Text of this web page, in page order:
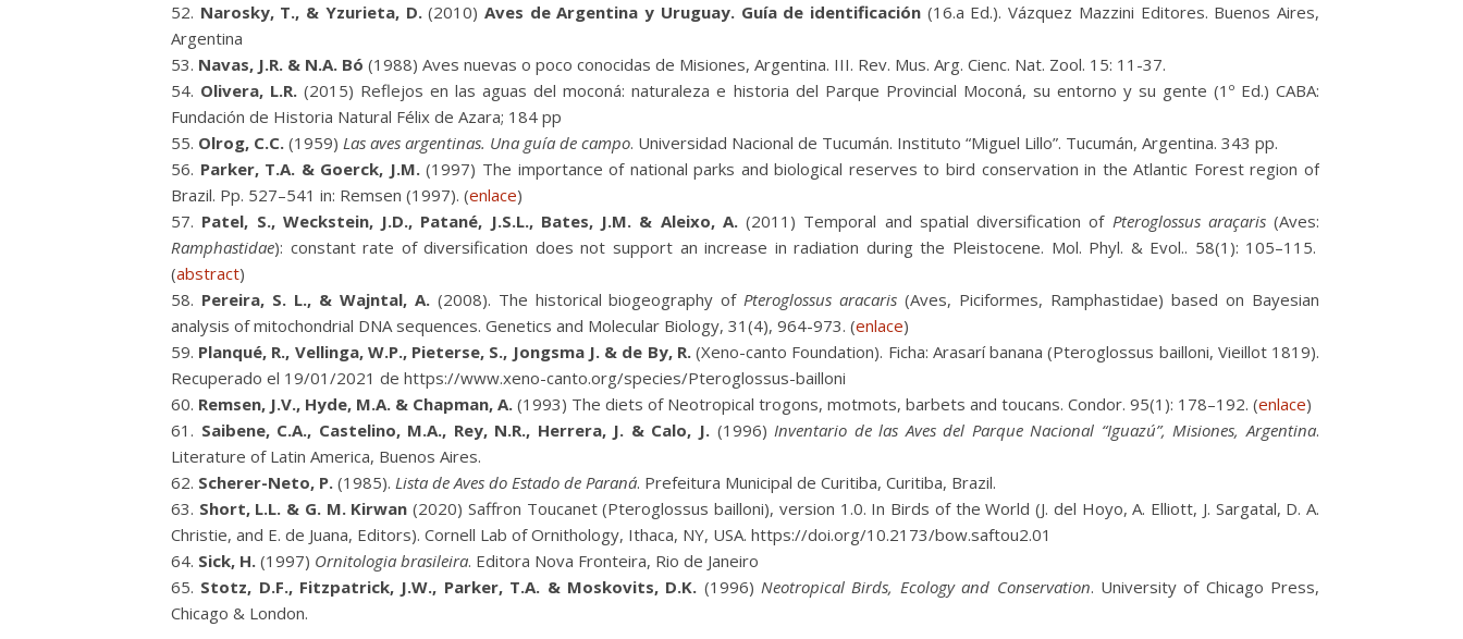
Narosky, T., & Yzurieta, D.(2010)Aves de Argentina y Uruguay. Guía de identificación (16.a Ed.). Vázquez Mazzini Editores. Buenos Aires,
Argentina
Navas, J.R. & N.A. Bó (1988) Aves nuevas o poco conocidas de Misiones, Argentina. III. Rev. Mus. Arg. Cienc. Nat. Zool. 15: 11-37.
Olivera, L.R. (2015) Reflejos en las aguas del moconá: naturaleza e historia del Parque Provincial Moconá, su entorno y su gente (1º Ed.) CABA:
Fundación de Historia Natural Félix de Azara; 184 pp
Olrog, C.C. (1959) Las aves argentinas. Una guía de campo. Universidad Nacional de Tucumán. Instituto “Miguel Lillo”. Tucumán, Argentina. 343 pp.
Parker, T.A. & Goerck, J.M.(1997) The importance of national parks and biological reserves to bird conservation in the Atlantic Forest region of
Brazil. Pp. 527–541 in: Remsen (1997). (enlace)
Patel, S., Weckstein, J.D., Patané, J.S.L., Bates, J.M. & Aleixo, A.(2011) Temporal and spatial diversification of Pteroglossus araçaris(Aves:
Ramphastidae): constant rate of diversification does not support an increase in radiation during the Pleistocene. Mol. Phyl. & Evol.. 58(1): 105–115.
(abstract)
Pereira, S. L., & Wajntal, A.(2008). The historical biogeography ofPteroglossus aracaris (Aves, Piciformes, Ramphastidae) based on Bayesian
analysis of mitochondrial DNA sequences. Genetics and Molecular Biology, 31(4), 964-973. (enlace)
Planqué, R., Vellinga, W.P., Pieterse, S., Jongsma J. & de By, R.(Xeno-canto Foundation). Ficha: Arasarí banana (Pteroglossus bailloni, Vieillot 1819).
Recuperado el 19/01/2021 de https://www.xeno-canto.org/species/Pteroglossus-bailloni
Remsen, J.V., Hyde, M.A. & Chapman, A. (1993) The diets of Neotropical trogons, motmots, barbets and toucans. Condor. 95(1): 178–192. (enlace)
Saibene, C.A., Castelino, M.A., Rey, N.R., Herrera, J. & Calo, J. (1996)Inventario de las Aves del Parque Nacional “Iguazú”, Misiones, Argentina.
Literature of Latin America, Buenos Aires.
Scherer-Neto, P. (1985). Lista de Aves do Estado de Paraná. Prefeitura Municipal de Curitiba, Curitiba, Brazil.
Short, L.L. & G. M. Kirwan (2020) Saffron Toucanet (Pteroglossus bailloni), version 1.0. In Birds of the World (J. del Hoyo, A. Elliott, J. Sargatal, D. A.
Christie, and E. de Juana, Editors). Cornell Lab of Ornithology, Ithaca, NY, USA. https://doi.org/10.2173/bow.saftou2.01
Sick, H. (1997) Ornitologia brasileira. Editora Nova Fronteira, Rio de Janeiro
Stotz, D.F., Fitzpatrick, J.W., Parker, T.A. & Moskovits, D.K. (1996)Neotropical Birds, Ecology and Conservation. University of Chicago Press,
Chicago & London.